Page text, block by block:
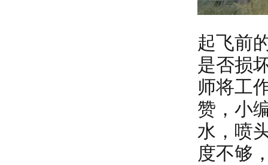
起飞前
是否损
师将工
赞，小
水，喷
度不够